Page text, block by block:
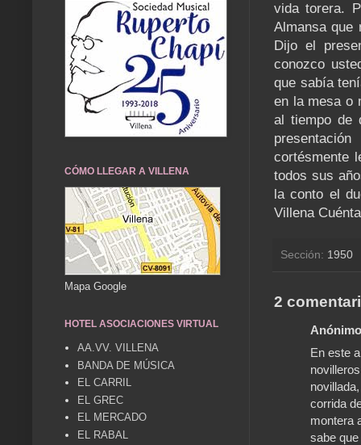
vida torera.
Almansa que
Dijo el
conozco
que sabía
en la mesa o
al tiempo de
cortésmente
todos sus
la conto el
Villena
Sección: 1950
2
En este
corrida
montera
sabe
CÓMO LLEGAR A VILLENA
Mapa Google
HOTEL ASOCIACIONES VIRTUAL
AA.VV. VILLENA
BANDA DE MÚSICA
EL CARRIL
EL GREC
EL MERCADO
EL RABAL